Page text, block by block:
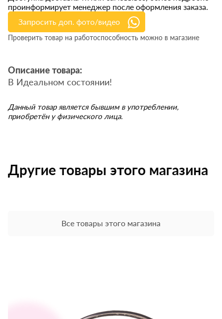
проинформирует менеджер после оформления заказа.
Запросить доп. фото/видео
Проверить товар на работоспособность можно в магазине
Описание товара:
В Идеальном состоянии!
Данный товар является бывшим в употреблении,
приобретён у физического лица.
Другие товары этого магазина
Все товары этого магазина